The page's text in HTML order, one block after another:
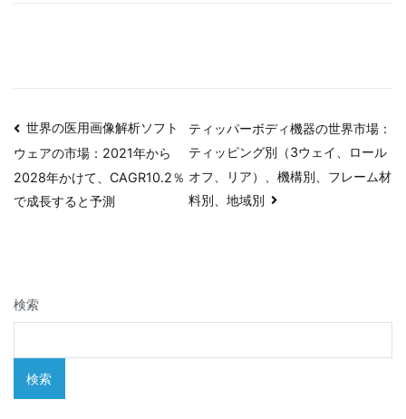
投
稿
ナ
ー
シ
ョ
世界の医用画像解析ソフト
ウェアの市場：2021年から
2028年かけて、CAGR10.2％
で成長すると予測
ティッパーボディ機器の世界市場：
ティッピング別（3ウェイ、ロール
オフ、リア）、機構別、フレーム材
料別、地域別
検索
検索